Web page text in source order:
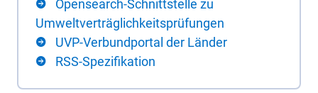
Opensearch-Schnittstelle zu
Umweltverträglichkeitsprüfungen
UVP-Verbundportal der Länder
RSS-Spezifikation